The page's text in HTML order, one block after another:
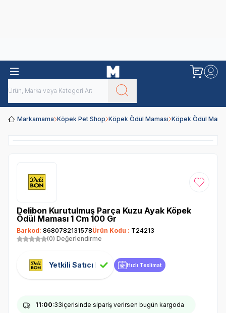
Markamama Köpek Pet Shop Köpek Ödül Maması Köpek Ödül
Favoriye
Delibon Kurutulmuş Parça Kuzu Ayak Köpek
Ödül Maması 1 Cm 100 Gr
Barkod: 8680782131578Ürün Kodu : T24213
(0) Değerlendirme
Yetkili Satıcı Hızlı Teslimat
11:00:32içerisinde sipariş verirsen bugün kargoda